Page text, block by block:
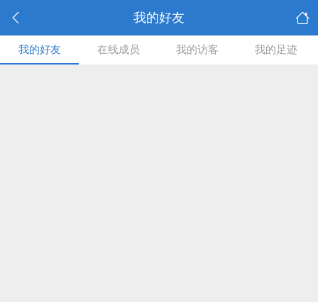
我的好友
我的好友 在线成员 我的访客 我的足迹